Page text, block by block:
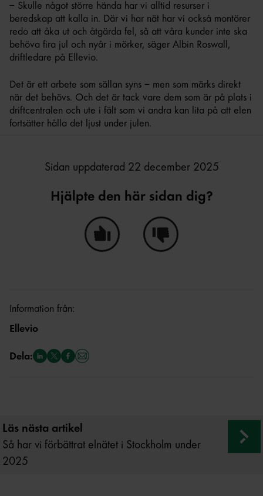
– Skulle något större hända har vi alltid resurser i
beredskap att kalla in. Där vi har nät har vi också montörer
redo att åka ut och åtgärda fel, så att våra kunder inte ska
behöva fira jul och nyår i mörker, säger Albin Roswall,
driftledare på Ellevio.
Det är ett arbete som sällan syns – men som märks direkt
när det behövs. Och det är tack vare dem som är på plats i
driftcentralen och ute i fält som vi andra kan lita på att elen
fortsätter hålla det ljust under julen.
Sidan uppdaterad 22 december 2025
Hjälpte den här sidan dig?
Information från:
Ellevio
Dela:
Läs nästa artikel
Så har vi förbättrat elnätet i Stockholm under
2025